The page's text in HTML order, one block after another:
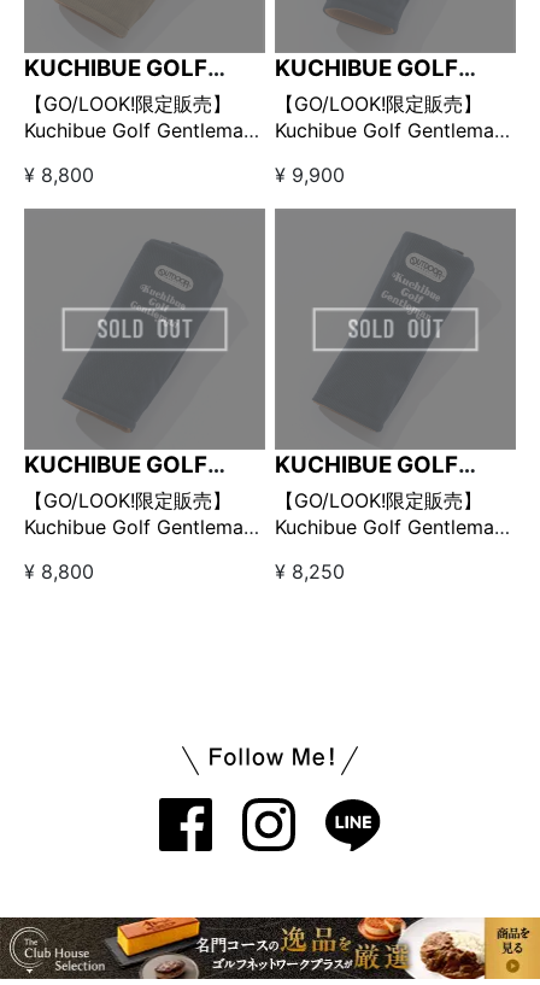
KUCHIBUE GOLF
GENTLEMAN
【GO/LOOK!限定販売】
Kuchibue Golf Gentleman
ヘッドカバー フェアウェイ
ウッド用 ベージュ
¥ 8,800
KUCHIBUE GOLF
GENTLEMAN
【GO/LOOK!限定販売】
Kuchibue Golf Gentleman
ヘッドカバー ドライバー用
ネイビー
¥ 9,900
KUCHIBUE GOLF
GENTLEMAN
【GO/LOOK!限定販売】
Kuchibue Golf Gentleman
ヘッドカバー フェアウェイ
¥ 8,800
KUCHIBUE GOLF
GENTLEMAN
【GO/LOOK!限定販売】
Kuchibue Golf Gentleman
ヘッドカバー ユーティリテ
¥ 8,250